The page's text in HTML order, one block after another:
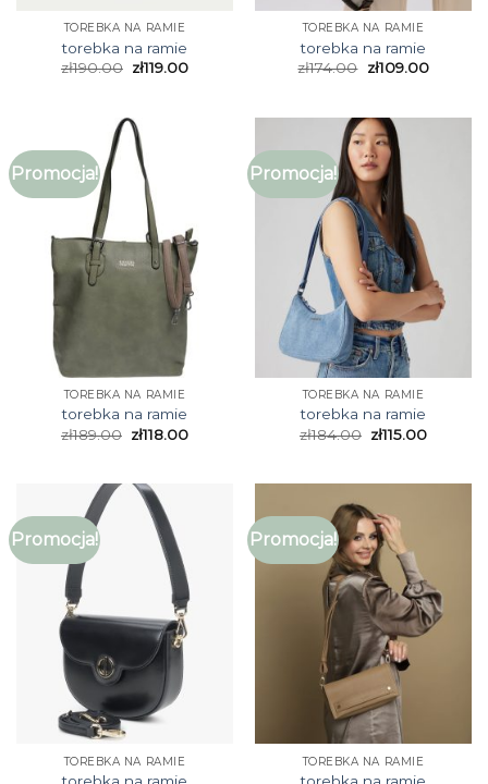
TOREBKA NA RAMIE
torebka na ramie
zł190.00 zł119.00
TOREBKA NA RAMIE
torebka na ramie
zł174.00 zł109.00
Promocja!
TOREBKA NA RAMIE
torebka na ramie
zł189.00 zł118.00
Promocja!
TOREBKA NA RAMIE
torebka na ramie
zł184.00 zł115.00
Promocja!
TOREBKA NA RAMIE
Promocja!
TOREBKA NA RAMIE